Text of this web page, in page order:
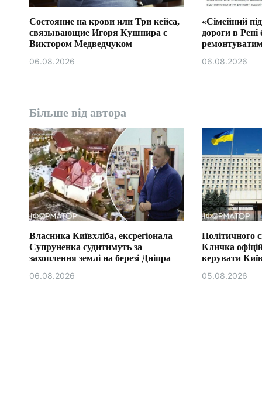
Состояние на крови или Три кейса,
связывающие Игоря Кушнира с
Виктором Медведчуком
06.08.2026
«Сімейний
дороги в Рені
06.08.2026
Більше від автора
Власника Київхліба, ексрегіонала
Супруненка судитимуть за
захоплення землі на березі Дніпра
06.08.2026
Політичного
Кличка
керувати
05.08.2026